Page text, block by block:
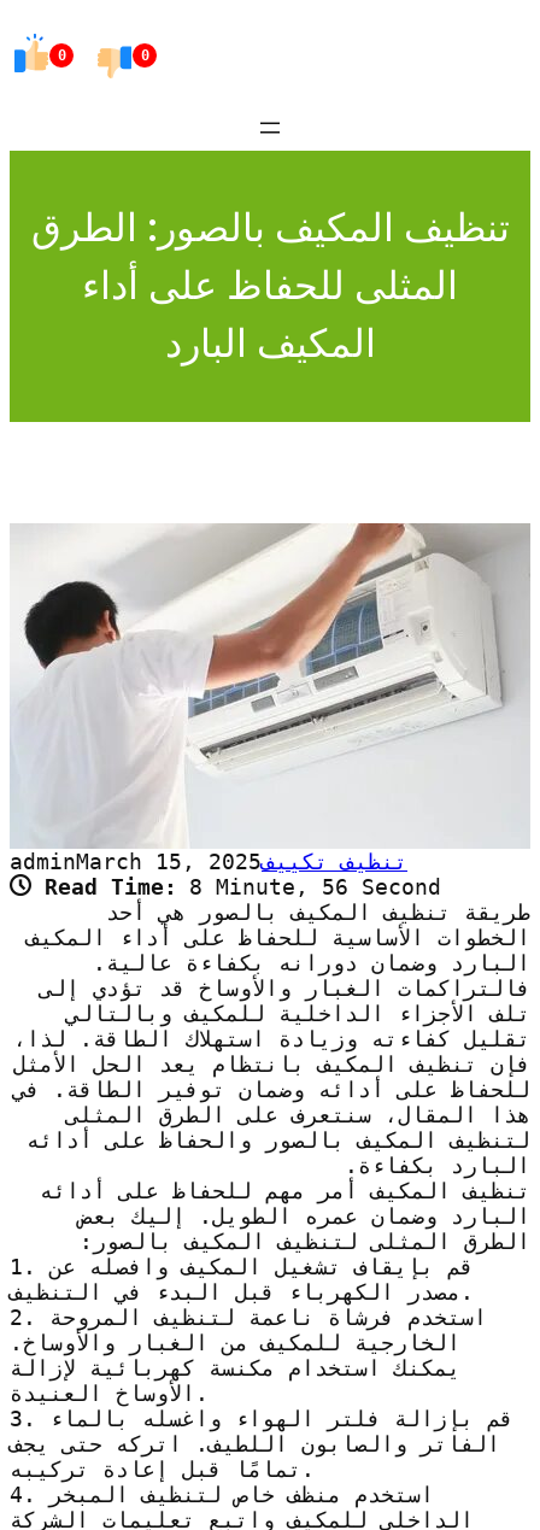
0 0
تنظيف المكيف بالصور: الطرق
المثلى للحفاظ على أداء
المكيف البارد
adminMarch 15, 2025تنظيف تكييف
Read Time:
8 Minute, 56 Second
طريقة تنظيف المكيف بالصور هي أحد
الخطوات الأساسية للحفاظ على أداء المكيف
البارد وضمان دورانه بكفاءة عالية.
فالتراكمات الغبار والأوساخ قد تؤدي إلى
تلف الأجزاء الداخلية للمكيف وبالتالي
تقليل كفاءته وزيادة استهلاك الطاقة. لذا،
فإن تنظيف المكيف بانتظام يعد الحل الأمثل
للحفاظ على أدائه وضمان توفير الطاقة. في
هذا المقال، سنتعرف على الطرق المثلى
لتنظيف المكيف بالصور والحفاظ على أدائه
البارد بكفاءة.
تنظيف المكيف أمر مهم للحفاظ على أدائه
البارد وضمان عمره الطويل. إليك بعض
الطرق المثلى لتنظيف المكيف بالصور:
1. قم بإيقاف تشغيل المكيف وافصله عن
مصدر الكهرباء قبل البدء في التنظيف.
2. استخدم فرشاة ناعمة لتنظيف المروحة
الخارجية للمكيف من الغبار والأوساخ.
يمكنك استخدام مكنسة كهربائية لإزالة
الأوساخ العنيدة.
3. قم بإزالة فلتر الهواء واغسله بالماء
الفاتر والصابون اللطيف. اتركه حتى يجف
تمامًا قبل إعادة تركيبه.
4. استخدم منظف خاص لتنظيف المبخر
الداخلي للمكيف واتبع تعليمات الشركة